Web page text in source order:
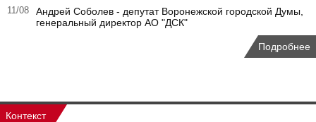
11/08
Андрей Соболев - депутат Воронежской городской Думы,
генеральный директор АО "ДСК"
Подробнее
Контекст